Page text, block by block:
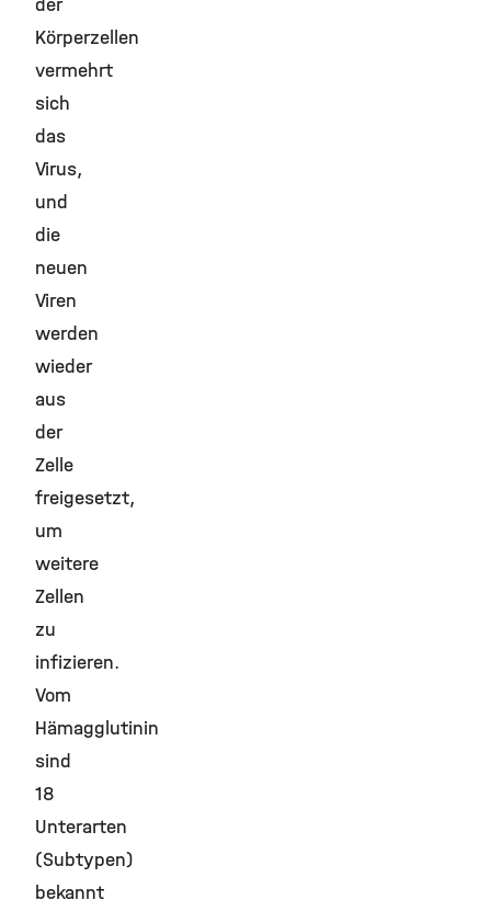
Körperzellen
vermehrt
sich
das
Virus,
und
die
neuen
Viren
werden
wieder
aus
der
Zelle
freigesetzt,
um
weitere
Zellen
zu
infizieren.
Vom
Hämagglutinin
sind
18
Unterarten
(Subtypen)
bekannt